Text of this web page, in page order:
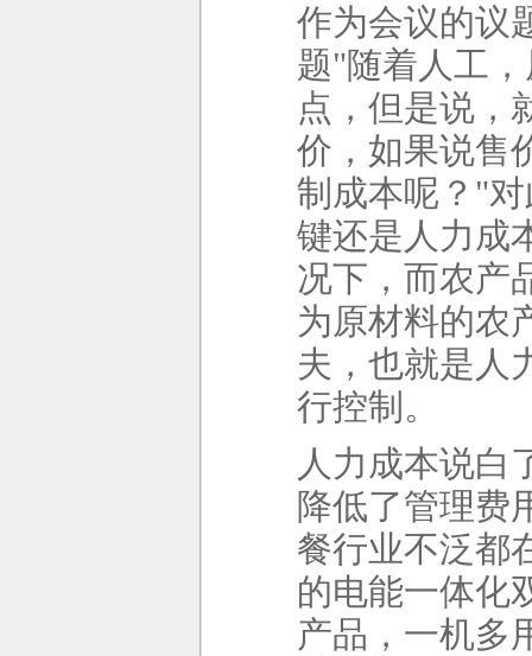
作为会议的议
题"随着人工
点，但是说，
价，如果说售
制成本呢？ "
键还是人力成
况下，而农产
为原材料的农
夫，也就是人
行控制。
人力成本说白
降低了管理费
餐行业不泛都
的电能一体化
产品，一机多